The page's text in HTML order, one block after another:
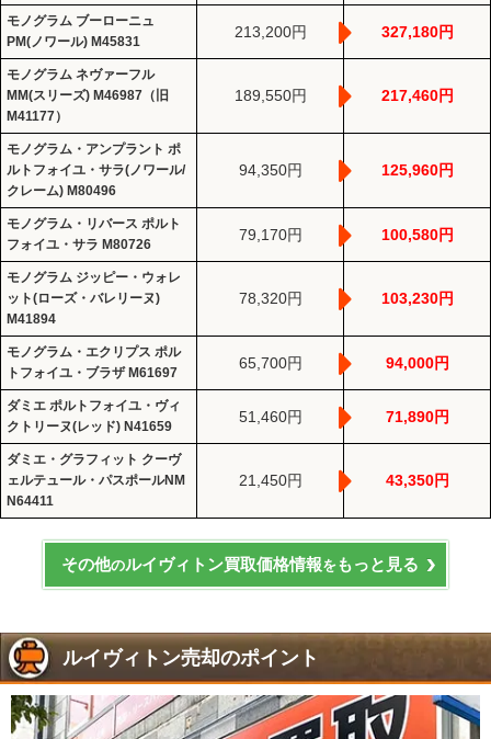
モノグラム ブーローニュ
PM(ノワール) M45831
213,200円 327,180円
モノグラム ネヴァーフル
MM(スリーズ) M46987（旧
M41177）
189,550円 217,460円
モノグラム・アンプラント ポ
ルトフォイユ・サラ(ノワール/
クレーム) M80496
94,350円 125,960円
モノグラム・リバース ポルト
フォイユ・サラ M80726
79,170円 100,580円
モノグラム ジッピー・ウォレ
ット(ローズ・バレリーヌ)
M41894
78,320円 103,230円
モノグラム・エクリプス ポル
トフォイユ・ブラザ M61697
65,700円 94,000円
ダミエ ポルトフォイユ・ヴィ
クトリーヌ(レッド) N41659
51,460円 71,890円
ダミエ・グラフィット クーヴ
ェルテュール・パスポールNM
N64411
21,450円 43,350円
その他のルイヴィトン買取価格情報を もっと見る
ルイヴィトン売却のポイント